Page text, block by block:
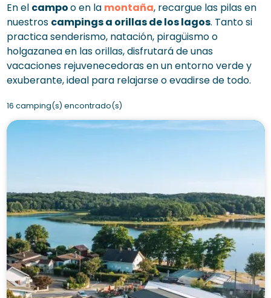
En el campoo en la montaña, recargue las pilas en
nuestros campings a orillas de los lagos. Tanto si
practica senderismo, natación, piragüismo o
holgazanea en las orillas, disfrutará de unas
vacaciones rejuvenecedoras en un entorno verde y
exuberante, ideal para relajarse o evadirse de todo.
16 camping(s) encontrado(s)